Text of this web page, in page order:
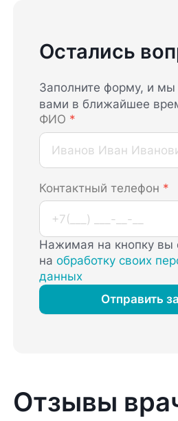
Остались
Заполните форму, и
вами в ближайшее
ФИО *
Контактный телефон *
Нажимая на кнопку вы
наобработку своих
данных
Отправить
Отзывы